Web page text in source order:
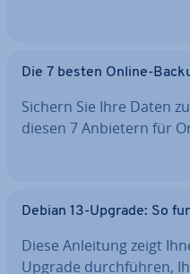
Die 7 besten Online-
Sichern Sie Ihre Daten
diesen 7 Anbietern für
Debian 13-Upgrade: So
Diese Anleitung zeigt
Upgrade durch­füh­ren,